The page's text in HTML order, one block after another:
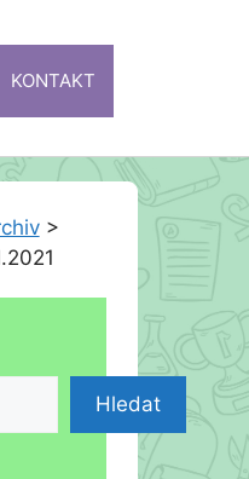
KONTAKT
>
Hledat